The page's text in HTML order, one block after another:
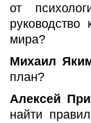
от
мира?
Михаил
план?
Алексей
найти